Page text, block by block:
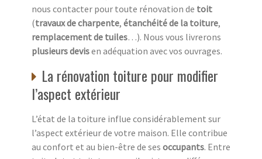
nous contacter pour toute rénovation de toit
(travaux de charpente, étanchéité de la toiture,
remplacement de tuiles…). Nous vous livrerons
plusieurs devisen adéquation avec vos ouvrages.
La rénovation toiture pour modifier
l’aspect extérieur
L’état de la toiture influe considérablement sur
l’aspect extérieur de votre maison. Elle contribue
au confort et au bien-être de ses occupants. Entre